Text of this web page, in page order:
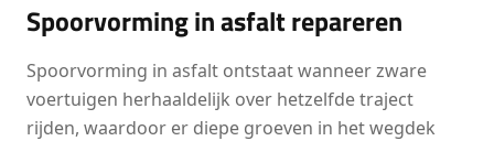
Spoorvorming in asfalt repareren
Spoorvorming in asfalt ontstaat wanneer zware
voertuigen herhaaldelijk over hetzelfde traject
rijden, waardoor er diepe groeven in het wegdek